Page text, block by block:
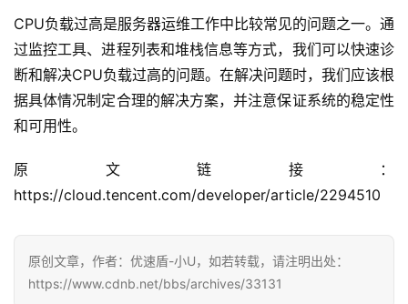
问
CPU负载过高是服务器运维工作中比较常见的问题之一。通
过监控工具、进程列表和堆栈信息等方式，我们可以快速诊
断和解决CPU负载过高的问题。在解决问题时，我们应该根
据具体情况制定合理的解决方案，并注意保证系统的稳定性
和可用性。
原文链接：
https://cloud.tencent.com/developer/article/2294510
原创文章，作者：优速盾-小U，如若转载，请注明出处：
https://www.cdnb.net/bbs/archives/33131